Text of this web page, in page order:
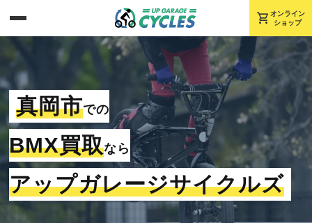
shopping_cart オンライン
ショップ
真岡市での
BMX買取なら
アップガレージサイクルズ